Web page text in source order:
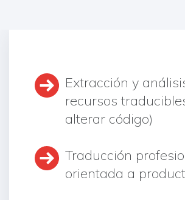
Extracción y
recursos
alterar código)
Traducción
orientada a